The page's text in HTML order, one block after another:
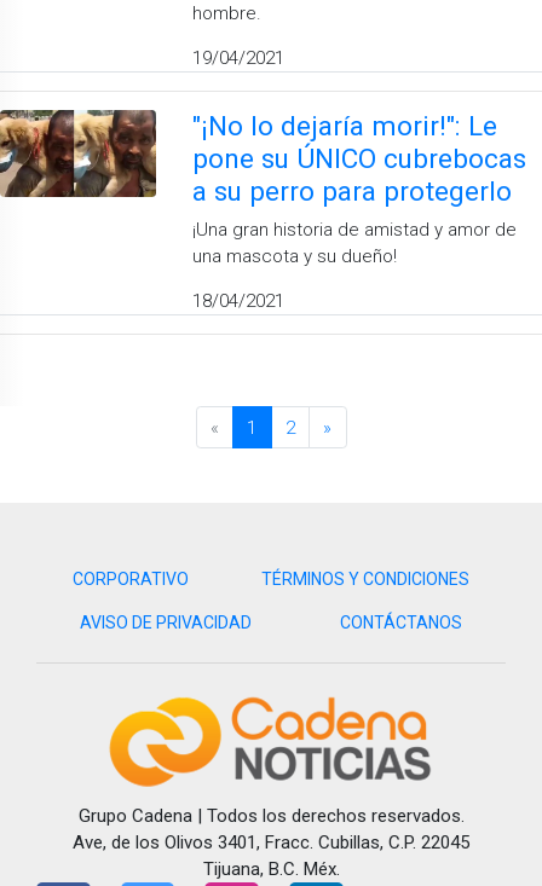
hombre.
19/04/2021
"¡No lo dejaría morir!": Le
pone su ÚNICO cubrebocas
a su perro para protegerlo
¡Una gran historia de amistad y amor de
una mascota y su dueño!
18/04/2021
« 1 2 »
CORPORATIVO TÉRMINOS Y CONDICIONES
AVISO DE PRIVACIDAD CONTÁCTANOS
Grupo Cadena | Todos los derechos reservados.
Ave, de los Olivos 3401, Fracc. Cubillas, C.P. 22045
Tijuana, B.C. Méx.